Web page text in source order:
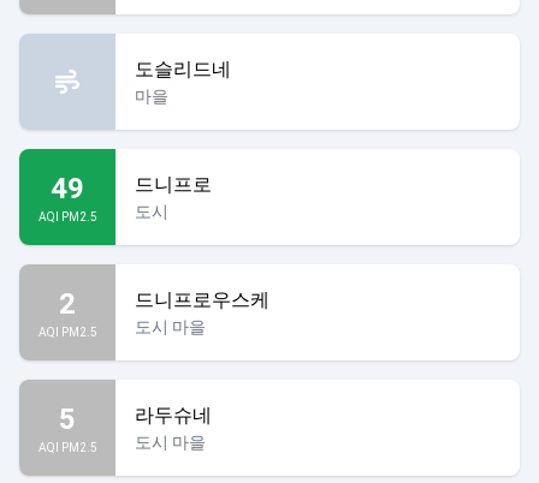
도슬리드네
마을
49
AQI PM2.5
드니프로
도시
2
AQI PM2.5
드니프로우스케
도시 마을
5
AQI PM2.5
라두슈네
도시 마을